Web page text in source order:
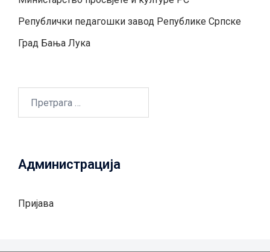
Републички педагошки завод Републике Српске
Град Бањa Лукa
Администрација
Пријава